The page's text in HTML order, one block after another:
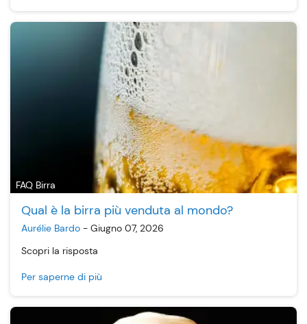
FAQ Birra
Qual è la birra più venduta al mondo?
Aurélie Bardo - Giugno 07, 2026
Scopri la risposta
Per saperne di più